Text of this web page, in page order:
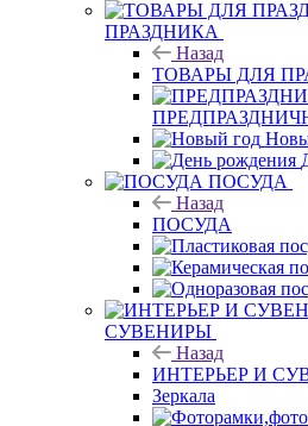
ПРАЗДНИКА
Назад
ТОВАРЫ ДЛЯ
ПОСУДА
Назад
ПОСУДА
СУВЕНИРЫ
Назад
ИНТЕРЬЕР И
Зеркала